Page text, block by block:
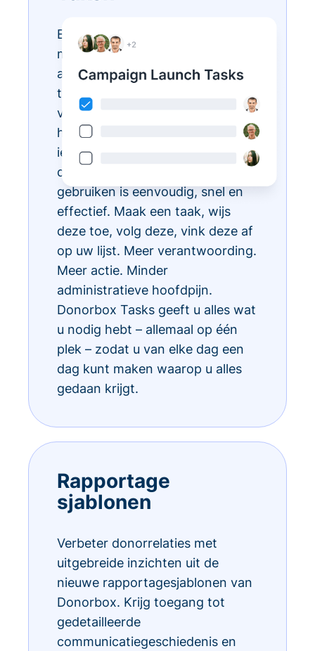
Eindeloze to-do-lijstjes? Doe ze –
met Donorbox Tasks. Nu kunt u
al uw dagelijkse administratieve
taken organiseren, prioriteren en
vereenvoudigen, allemaal binnen
het CRM-ecosysteem, zodat
iedereen in uw team weet wat te
doen en wanneer. Taken
gebruiken is eenvoudig, snel en
effectief. Maak een taak, wijs
deze toe, volg deze, vink deze af
op uw lijst. Meer verantwoording.
Meer actie. Minder
administratieve hoofdpijn.
Donorbox Tasks geeft u alles wat
u nodig hebt – allemaal op één
plek – zodat u van elke dag een
dag kunt maken waarop u alles
gedaan krijgt.
Rapportage
sjablonen
Verbeter donorrelaties met
uitgebreide inzichten uit de
nieuwe rapportagesjablonen van
Donorbox. Krijg toegang tot
gedetailleerde
communicatiegeschiedenis en